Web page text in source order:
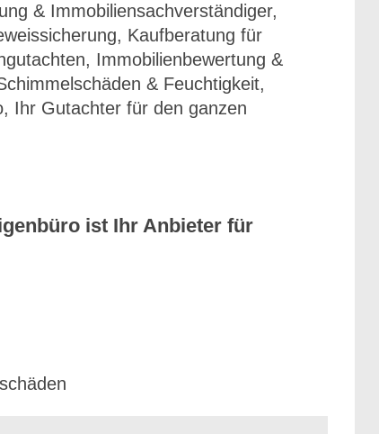
& Immobiliensachverständiger,
Kaufberatung für
Immobilienbewertung &
& Feuchtigkeit,
Ihr Gutachter für den ganzen
ist Ihr Anbieter für